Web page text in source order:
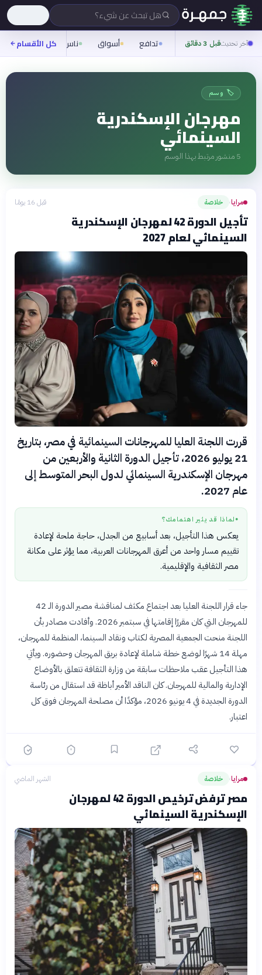
هل تبحث عن شيء؟
آخر تحديثقبل 3 دقائق تدافع أسواق ناس روح
كل الأقسام
🏷️ وسم
مهرجان الإسكندرية
السينمائي
5 منشور مرتبط بهذا الوسم
مرايا› خلاصة قبل 16 يومًا
تأجيل الدورة 42 لمهرجان الإسكندرية
السينمائي لعام 2027
قررت اللجنة العليا للمهرجانات السينمائية في مصر، بتاريخ
21 يوليو 2026، تأجيل الدورة الثانية والأربعين من
مهرجان الإسكندرية السينمائي لدول البحر المتوسط إلى
عام 2027.
● لماذا قد يثير اهتمامك؟
يعكس هذا التأجيل، بعد أسابيع من الجدل، حاجة ملحة لإعادة
تقييم مسار واحد من أعرق المهرجانات العربية، مما يؤثر على مكانة
مصر الثقافية والإقليمية.
جاء قرار اللجنة العليا بعد اجتماع مكثف لمناقشة مصير الدورة الـ 42
للمهرجان التي كان مقررًا إقامتها في سبتمبر 2026. وأفادت مصادر بأن
اللجنة منحت الجمعية المصرية لكتاب ونقاد السينما، المنظمة للمهرجان،
مهلة 14 شهرًا لوضع خطة شاملة لإعادة بريق المهرجان وحضوره. ويأتي
هذا التأجيل عقب ملاحظات سابقة من وزارة الثقافة تتعلق بالأوضاع
الإدارية والمالية للمهرجان. كان الناقد الأمير أباظة قد استقال من رئاسة
الدورة الجديدة في 4 يونيو 2026، مؤكدًا أن مصلحة المهرجان فوق كل
اعتبار.
مرايا› خلاصة الشهر الماضي
مصر ترفض ترخيص الدورة 42 لمهرجان
الإسكندرية السينمائي